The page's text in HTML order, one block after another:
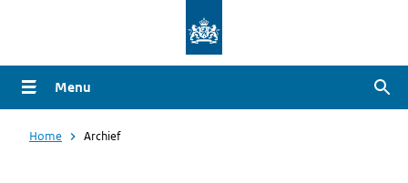
naar
de
gaan
Menu
Home Archief